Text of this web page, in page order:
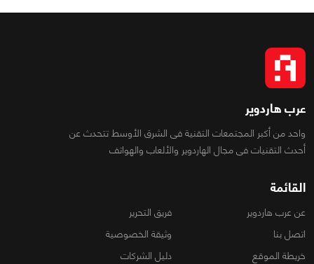
عرب هاردوير
واحد من أكبر المجتمعات التقنية فى الشرق الأوسط تتحدث عن
أحدث التقنيات فى مجال الهاردوير والألعاب والهواتف
القائمة
عن عرب هاردوير
فريق التحرير
اتصل بنا
وثيقة الخصوصية
خريطة الموقع
دليل الشركات